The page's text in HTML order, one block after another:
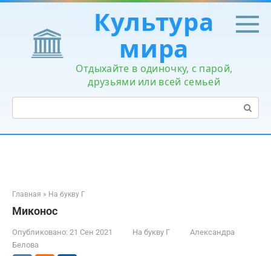
Перейти
контенту
Культура
мира
Отдыхайте в одиночку, с парой,
друзьями или всей семьей
Поиск:
Главная » На букву Г
Миконос
Опубликовано: 21 Сен 2021 На букву Г
Александра
Белова